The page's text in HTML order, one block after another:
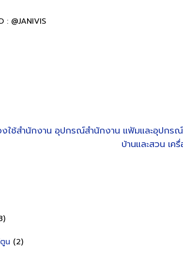
@JANIVIS
งใช้สำนักงาน อุปกรณ์สำนักงาน แฟ้มและอุปกร
บ้านและสวน เค
น (2)